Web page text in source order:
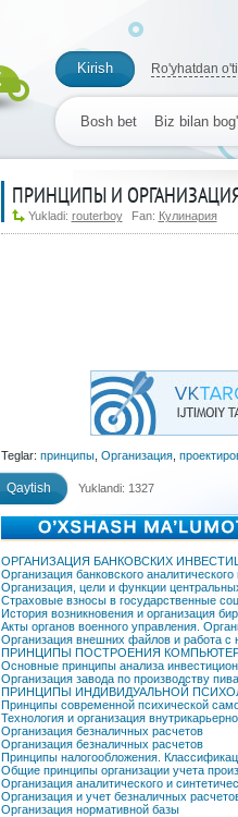
Kirish Ro'yhatdan
Bosh bet Biz bilan
ПРИНЦИПЫ И
Yukladi: routerboy Fan: Кулинария
Teglar: принципы, Организация,
Qaytish Yuklandi: 1327
ОРГАНИЗАЦИЯ БАНКОВСКИХ
Организация банковского аналитического
Организация, цели и функции
Страховые взносы в государственные
История возникновения и организация
Акты органов военного управления.
Организация внешних файлов и работа с
ПРИНЦИПЫ ПОСТРОЕНИЯ
Основные принципы анализа
Организация завода по производству
ПРИНЦИПЫ ИНДИВИДУАЛЬНОЙ
Принципы современной психической
Технология и организация
Организация безналичных расчетов
Организация безналичных расчетов
Принципы налогообложения.
Общие принципы организации учета
Организация аналитического и
Организация и учет безналичных
Организация нормативной базы